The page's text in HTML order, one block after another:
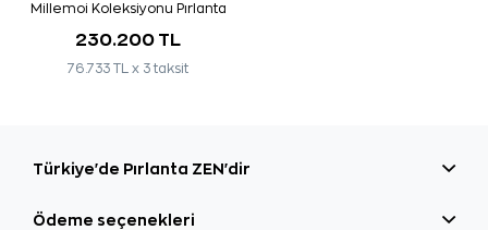
Millemoi Koleksiyonu Pırlanta
230.200 TL
76.733 TL x 3 taksit
Türkiye'de Pırlanta ZEN'dir
Ödeme seçenekleri